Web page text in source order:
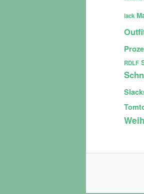
lack
RDLF